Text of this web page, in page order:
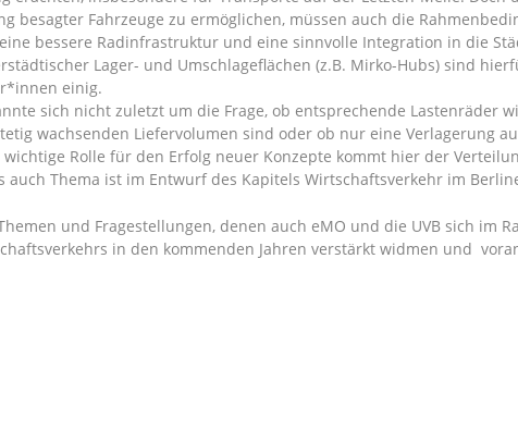
besagter Fahrzeuge zu ermöglichen, müssen auch die
bessere Radinfrastruktur und eine sinnvolle Integration in die
Lager- und Umschlageflächen (z.B. Mirko-Hubs) sind
einig.
sich nicht zuletzt um die Frage, ob entsprechende Lastenräder
wachsenden Liefervolumen sind oder ob nur eine Verlagerung
Rolle für den Erfolg neuer Konzepte kommt hier der
auch Thema ist im Entwurf des Kapitels Wirtschaftsverkehr im
und Fragestellungen, denen auch eMO und die UVB sich im
in den kommenden Jahren verstärkt widmen und